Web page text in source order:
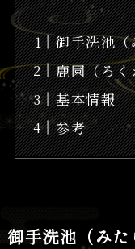
御手洗池
鹿園（ろ
基本情報
参考
御手洗池（みた